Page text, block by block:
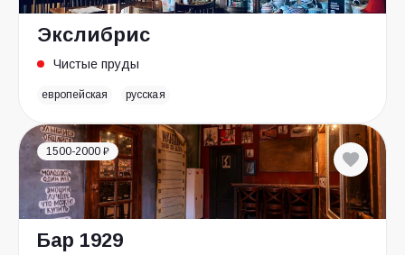
Экслибрис
Чистые пруды
европейская русская
1500-2000 ₽
Бар 1929